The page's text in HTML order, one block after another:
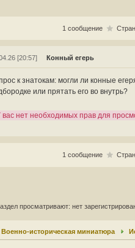
1 сообщение
[20:57] Конный егерь
к знатокам: могли ли конные
или прятать его во внутрь?
вас нет необходимых прав для
1 сообщение
просматривают: нет
Военно-историческая миниатюра